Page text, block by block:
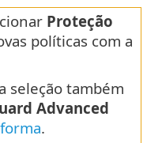
Proteção
políticas com a
seleção também
Advanced
.